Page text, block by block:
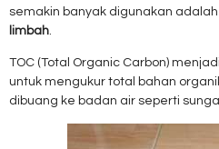
semakin banyak digunakan adalah
limbah.
TOC (Total Organic Carbon)
untuk mengukur total bahan
dibuang ke badan air seperti